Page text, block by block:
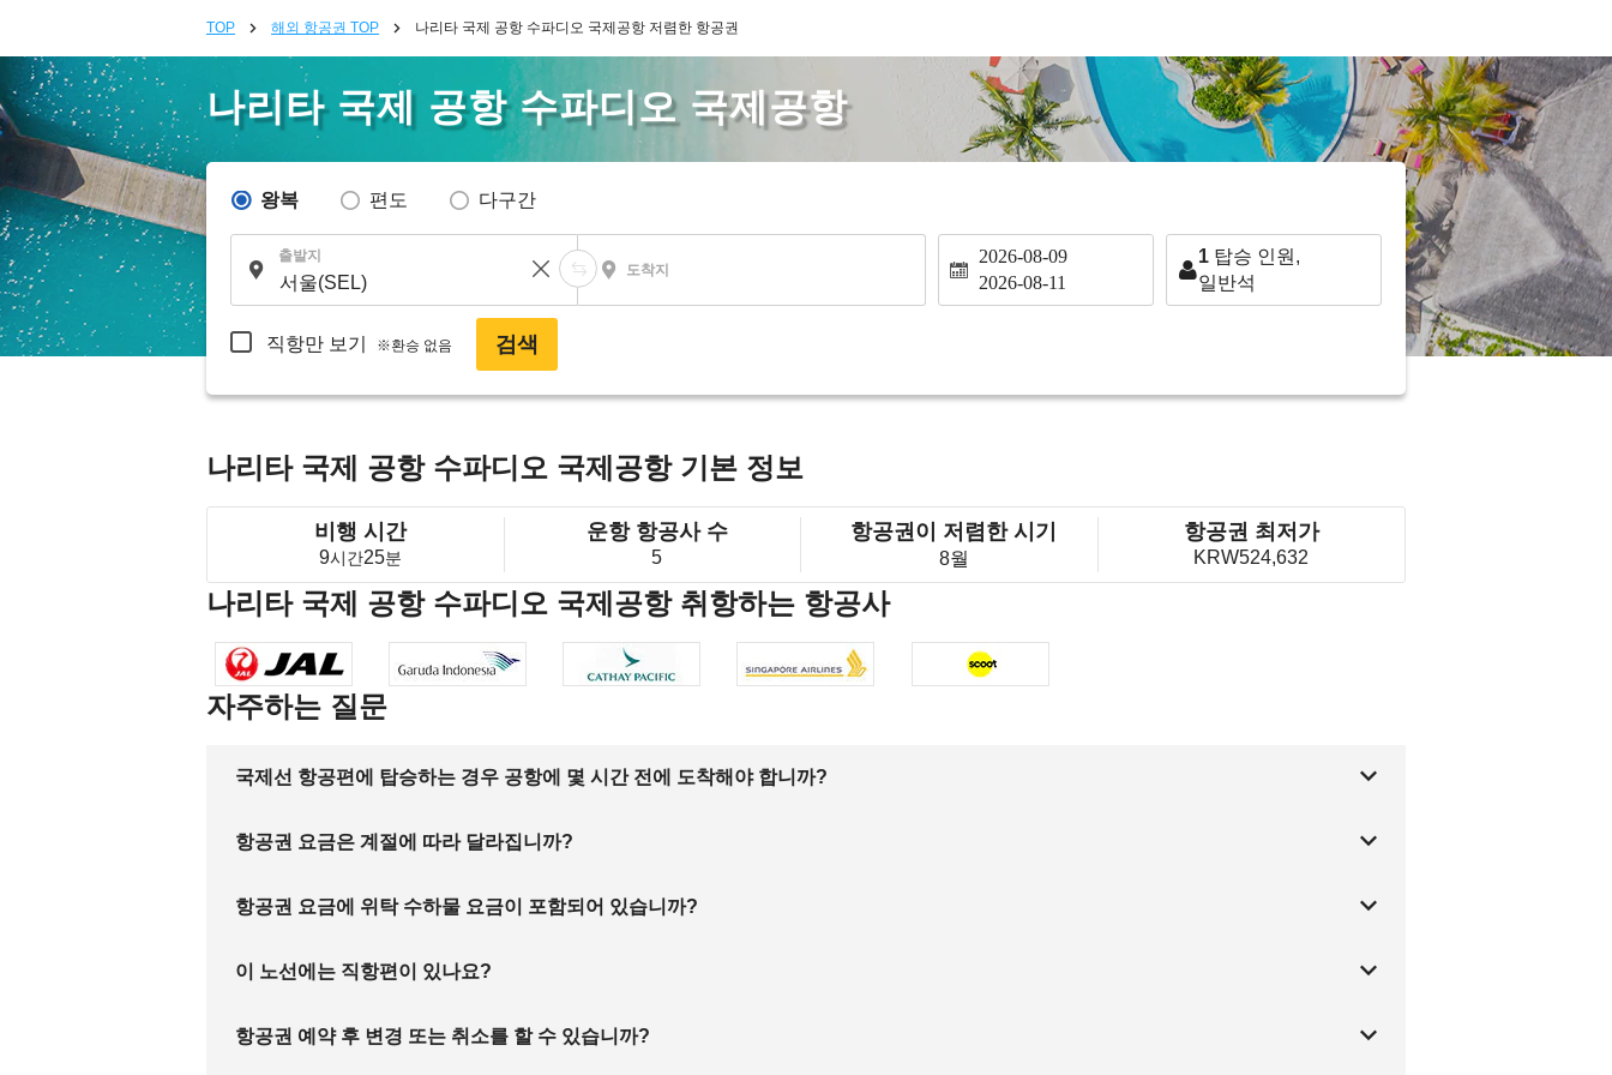
TOP 해외 항공권 TOP 나리타 국제 공항 수파디오 국제공항 저렴한 항공권
나리타 국제 공항 수파디오 국제공항
왕복 편도 다구간
출발지
도착지
2026-08-09
2026-08-11
1 탑승 인원,
일반석
직항만 보기 ※환승 없음 검색
나리타 국제 공항 수파디오 국제공항 기본 정보
비행 시간
9시간25분
운항 항공사 수
5
항공권이 저렴한 시기
8월
항공권 최저가
KRW524,632
나리타 국제 공항 수파디오 국제공항 취항하는 항공사
자주하는 질문
국제선 항공편에 탑승하는 경우 공항에 몇 시간 전에 도착해야 합니까?
항공권 요금은 계절에 따라 달라집니까?
항공권 요금에 위탁 수하물 요금이 포함되어 있습니까?
이 노선에는 직항편이 있나요?
항공권 예약 후 변경 또는 취소를 할 수 있습니까?